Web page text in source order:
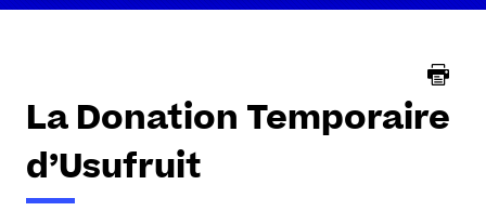
êtes
La Donation Temporaire
d’Usufruit